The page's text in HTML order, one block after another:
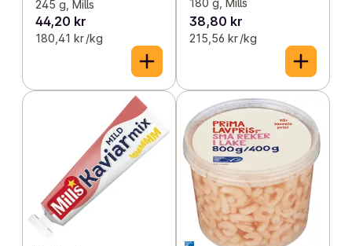
245 g, Mills
44,20 kr
180,41 kr /kg
38,80 kr
215,56 kr /kg